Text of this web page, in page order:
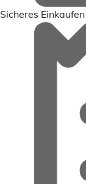
Sicheres Einkaufen